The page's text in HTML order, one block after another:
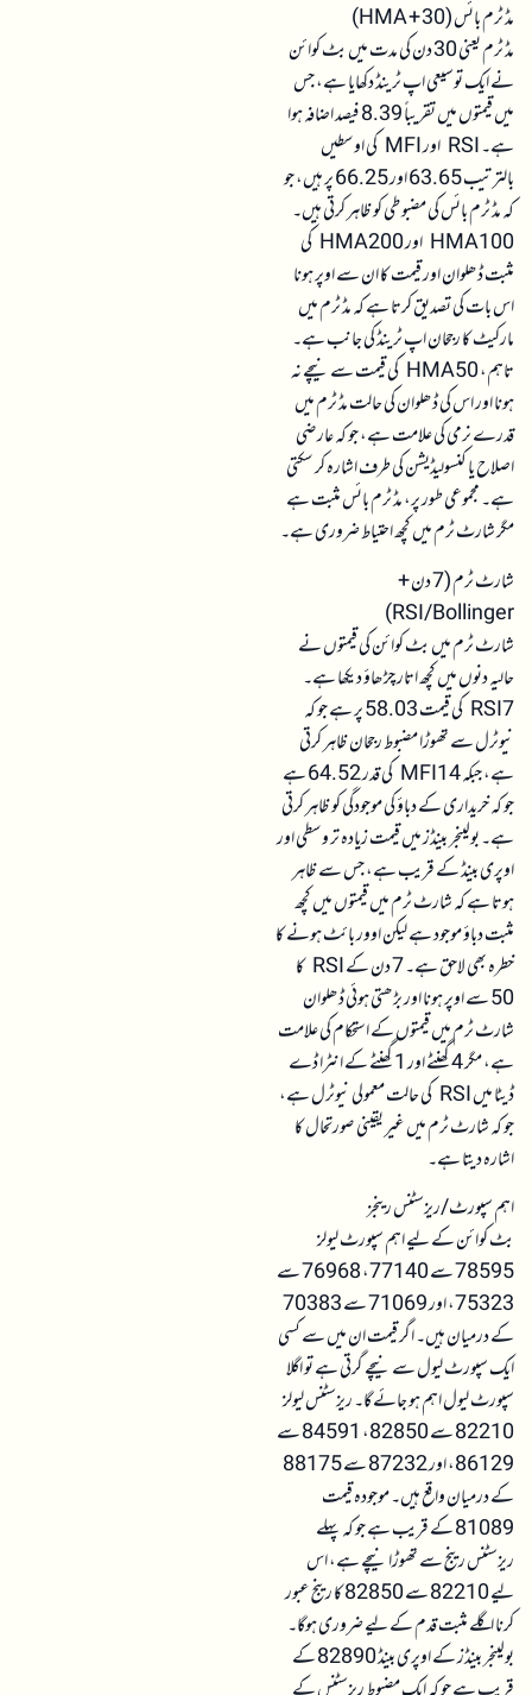
مڈ ٹرم بائس (30 + HMA)
مڈ ٹرم یعنی 30 دن کی مدت میں بٹ کوائن
نے ایک توسیعی اپ ٹرینڈ دکھایا ہے، جس
میں قیمتوں میں تقریباً 8.39 فیصد اضافہ ہوا
ہے۔ RSI اور MFI کی اوسطیں
بالترتیب 63.65 اور 66.25 پر ہیں، جو
کہ مڈ ٹرم بائس کی مضبوطی کو ظاہر کرتی ہیں۔
HMA100 اور HMA200 کی
مثبت ڈھلوان اور قیمت کا ان سے اوپر ہونا
اس بات کی تصدیق کرتا ہے کہ مڈ ٹرم میں
مارکیٹ کا رجحان اپ ٹرینڈ کی جانب ہے۔
تاہم، HMA50 کی قیمت سے نیچے نہ
ہونا اور اس کی ڈھلوان کی حالت مڈ ٹرم میں
قدرے نرمی کی علامت ہے، جو کہ عارضی
اصلاح یا کنسولیڈیشن کی طرف اشارہ کر سکتی
ہے۔ مجموعی طور پر، مڈ ٹرم بائس مثبت ہے
مگر شارٹ ٹرم میں کچھ احتیاط ضروری ہے۔
شارٹ ٹرم (7 دن +
RSI/Bollinger)
شارٹ ٹرم میں بٹ کوائن کی قیمتوں نے
حالیہ دنوں میں کچھ اتار چڑھاؤ دیکھا ہے۔
RSI7 کی قیمت 58.03 پر ہے جو کہ
نیوٹرل سے تھوڑا مضبوط رجحان ظاہر کرتی
ہے، جبکہ MFI14 کی قدر 64.52 ہے
جو کہ خریداری کے دباؤ کی موجودگی کو ظاہر کرتی
ہے۔ بولینجر بینڈز میں قیمت زیادہ تر وسطی اور
اوپری بینڈ کے قریب ہے، جس سے ظاہر
ہوتا ہے کہ شارٹ ٹرم میں قیمتوں میں کچھ
مثبت دباؤ موجود ہے لیکن اوور بائٹ ہونے کا
خطرہ بھی لاحق ہے۔ 7 دن کے RSI کا
50 سے اوپر ہونا اور بڑھتی ہوئی ڈھلوان
شارٹ ٹرم میں قیمتوں کے استحکام کی علامت
ہے، مگر 4 گھنٹے اور 1 گھنٹے کے انٹرا ڈے
ڈیٹا میں RSI کی حالت معمولی نیوٹرل ہے،
جو کہ شارٹ ٹرم میں غیر یقینی صورتحال کا
اشارہ دیتا ہے۔
اہم سپورٹ/ریزسٹنس رینجز
بٹ کوائن کے لیے اہم سپورٹ لیولز
78595 سے 77140، 76968 سے
75323، اور 71069 سے 70383
کے درمیان ہیں۔ اگر قیمت ان میں سے کسی
ایک سپورٹ لیول سے نیچے گرتی ہے تو اگلا
سپورٹ لیول اہم ہو جائے گا۔ ریزسٹنس لیولز
82210 سے 82850، 84591 سے
86129، اور 87232 سے 88175
کے درمیان واقع ہیں۔ موجودہ قیمت
81089 کے قریب ہے جو کہ پہلے
ریزسٹنس رینج سے تھوڑا نیچے ہے، اس
لیے 82210 سے 82850 کا رینج عبور
کرنا اگلے مثبت قدم کے لیے ضروری ہوگا۔
بولینجر بینڈز کے اوپری بینڈ 82890 کے